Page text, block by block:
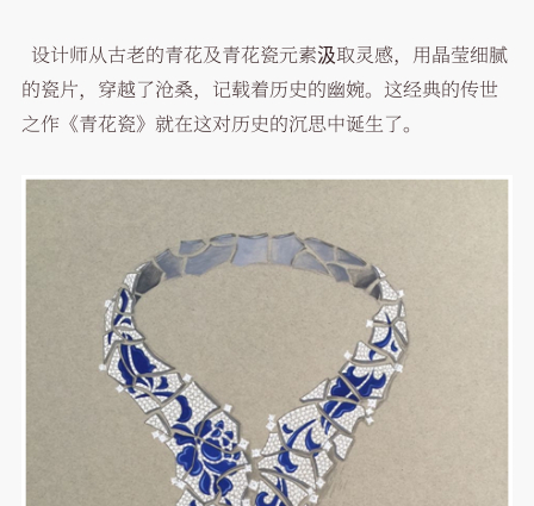
设计师从古老的青花及青花瓷元素汲取灵感，用晶莹细腻
的瓷片，穿越了沧桑，记载着历史的幽婉。这经典的传世
之作《青花瓷》就在这对历史的沉思中诞生了。